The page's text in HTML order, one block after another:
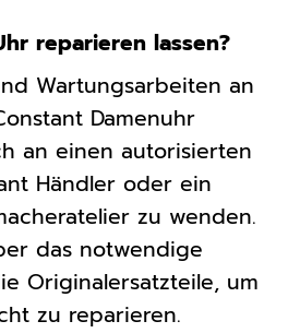
reparieren lassen?
Wartungsarbeiten an
Damenuhr
an einen autorisierten
Händler oder ein
zu wenden.
das notwendige
Originalersatzteile, um
zu reparieren.